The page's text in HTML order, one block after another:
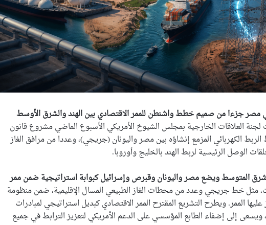
مصر جزءا من صميم خطط واشنطن للممر الاقتصادي بين الهند والشرق الأوسط
لجنة العلاقات الخارجية بمجلس الشيوخ الأمريكي الأسبوع الماضي مشروع قانون
الكهربائي المزمع إنشاؤه بين مصر واليونان (جريجي)، وعددا من مرافق الغاز
الوصل الرئيسية لربط الهند بالخليج وأوروبا.
شرق المتوسطويضع مصر واليونان وقبرص وإسرائيل كبوابة استراتيجية ضمن ممر
خط جريجي وعدد من محطات الغاز الطبيعي المسال الإقليمية، ضمن منظومة
عليها الممر. ويطرح التشريع المقترح الممر الاقتصادي كبديل استراتيجي لمبادرات
ويسعى إلى إضفاء الطابع المؤسسي على الدعم الأمريكي لتعزيز الترابط في جميع